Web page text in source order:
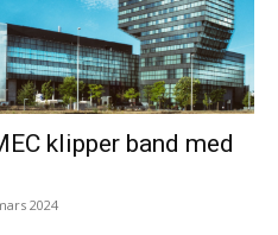
klipper band med
2024